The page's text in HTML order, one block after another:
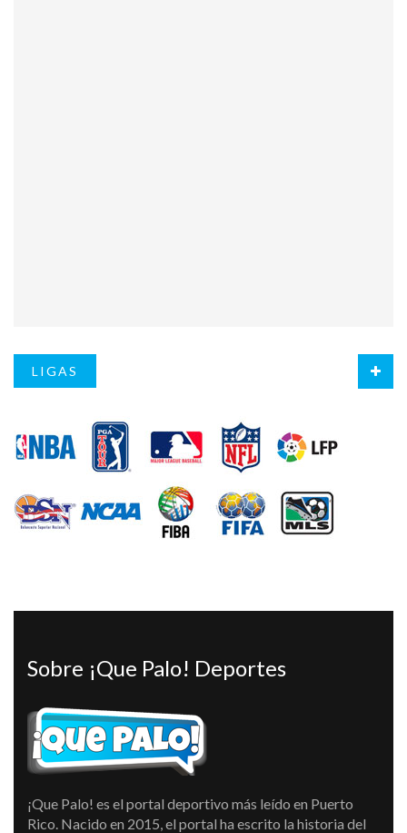
LIGAS
Sobre ¡Que Palo! Deportes
¡Que Palo! es el portal deportivo más leído en Puerto
Rico. Nacido en 2015, el portal ha escrito la historia del